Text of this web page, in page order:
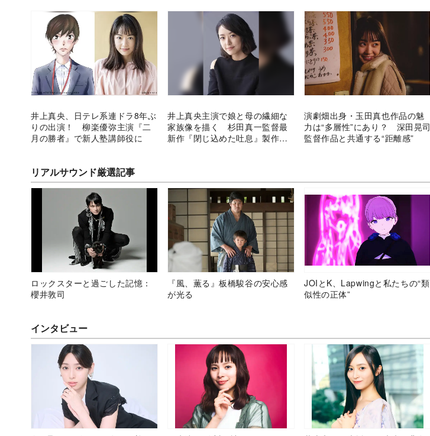
井上真央、日テレ系連ドラ8年ぶ
りの出演！ 柳楽優弥主演『二
月の勝者』で新人塾講師役に
井上真央主演で娘と母の繊細な
家族像を描く 杉田真一監督最
新作『閉じ込めた吐息』製作決
演劇畑出身・玉田真也作品の魅
力は“多層性”にあり？ 深田晃司
監督作品と共通する“距離感”
リアルサウンド厳選記事
ロックスターと過ごした記憶：
櫻井敦司
『風、薫る』板橋駿谷の安心感
が光る
JOIとK、Lapwingと私たちの“類
似性の正体”
インタビュー